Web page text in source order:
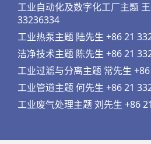
工业自动化及数字化工厂主题
33236334
工业热泵主题 陆先生 +86 21
洁净技术主题 陈先生 +86 21
工业过滤与分离主题 常先生
工业管道主题 何先生 +86 21
工业废气处理主题 刘先生 +86